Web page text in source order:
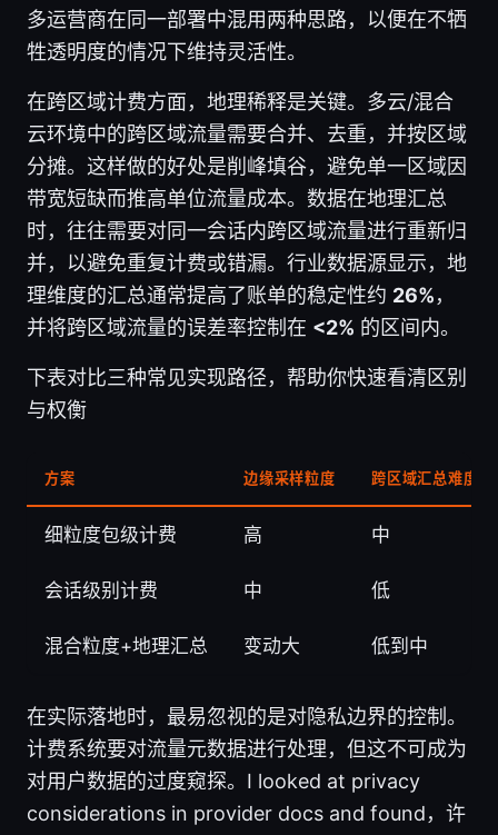
多运营商在同一部署中混用两种思路，以便在不牺
牲透明度的情况下维持灵活性。
在跨区域计费方面，地理稀释是关键。多云/混合
云环境中的跨区域流量需要合并、去重，并按区域
分摊。这样做的好处是削峰填谷，避免单一区域因
带宽短缺而推高单位流量成本。数据在地理汇总
时，往往需要对同一会话内跨区域流量进行重新归
并，以避免重复计费或错漏。行业数据源显示，地
理维度的汇总通常提高了账单的稳定性约 26%，
并将跨区域流量的误差率控制在 <2% 的区间内。
下表对比三种常见实现路径，帮助你快速看清区别
与权衡
方案 边缘采样粒度 跨区域汇总难度
细粒度包级计费 高 中
会话级别计费 中 低
混合粒度+地理汇总 变动大 低到中
在实际落地时，最易忽视的是对隐私边界的控制。
计费系统要对流量元数据进行处理，但这不可成为
对用户数据的过度窥探。I looked at privacy
considerations in provider docs and found，许